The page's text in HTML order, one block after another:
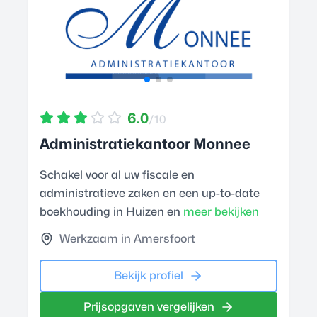
6.0/10
Administratiekantoor Monnee
Schakel voor al uw fiscale en
administratieve zaken en een up-to-date
boekhouding in Huizen en meer bekijken
Werkzaam in Amersfoort
Bekijk profiel
Prijsopgaven vergelijken